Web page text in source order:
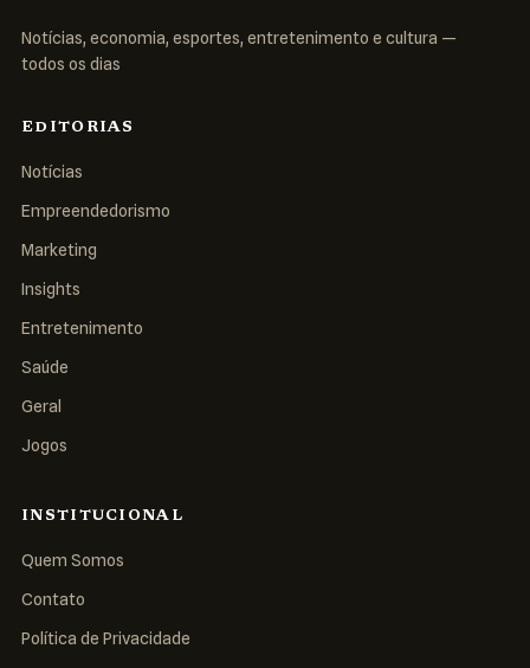
Notícias, economia, esportes, entretenimento e cultura —
todos os dias
EDITORIAS
Notícias
Empreendedorismo
Marketing
Insights
Entretenimento
Saúde
Geral
Jogos
INSTITUCIONAL
Quem Somos
Contato
Política de Privacidade